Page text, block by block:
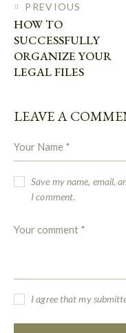
PREVIOUS
HOW TO
SUCCESSFULLY
ORGANIZE YOUR
LEGAL FILES
LEAVE A
Save my name, email,
I comment.
I agree that my